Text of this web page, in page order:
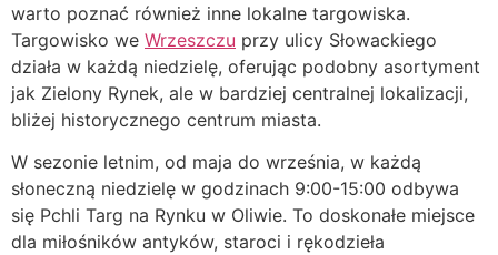
warto poznać również inne lokalne targowiska.
Targowisko we Wrzeszczu przy ulicy Słowackiego
działa w każdą niedzielę, oferując podobny asortyment
jak Zielony Rynek, ale w bardziej centralnej lokalizacji,
bliżej historycznego centrum miasta.
W sezonie letnim, od maja do września, w każdą
słoneczną niedzielę w godzinach 9:00-15:00 odbywa
się Pchli Targ na Rynku w Oliwie. To doskonałe miejsce
dla miłośników antyków, staroci i rękodzieła